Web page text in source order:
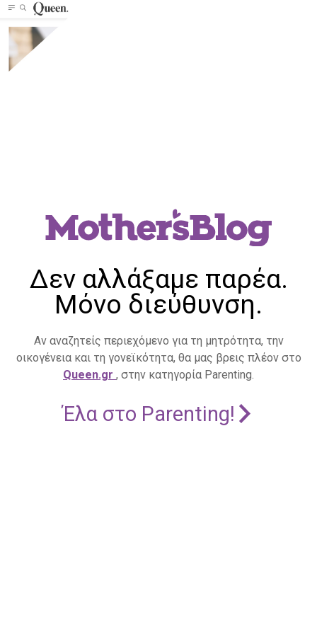
Δεν αλλάξαμε παρέα.
Μόνο διεύθυνση.
Αν αναζητείς περιεχόμενο για τη μητρότητα, την
οικογένεια και τη γονεϊκότητα, θα μας βρεις πλέον στο
Queen.gr , στην κατηγορία Parenting.
Έλα στο Parenting!